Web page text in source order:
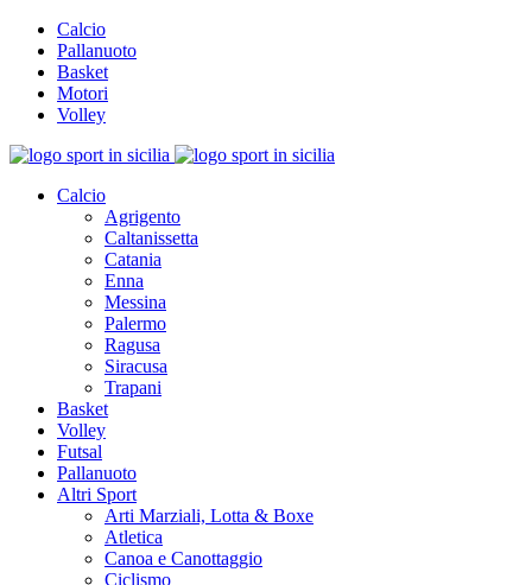
Calcio
Pallanuoto
Basket
Motori
Volley
Calcio
Agrigento
Caltanissetta
Catania
Enna
Messina
Palermo
Ragusa
Siracusa
Trapani
Basket
Volley
Futsal
Pallanuoto
Altri Sport
Arti Marziali, Lotta & Boxe
Atletica
Canoa e Canottaggio
Ciclismo